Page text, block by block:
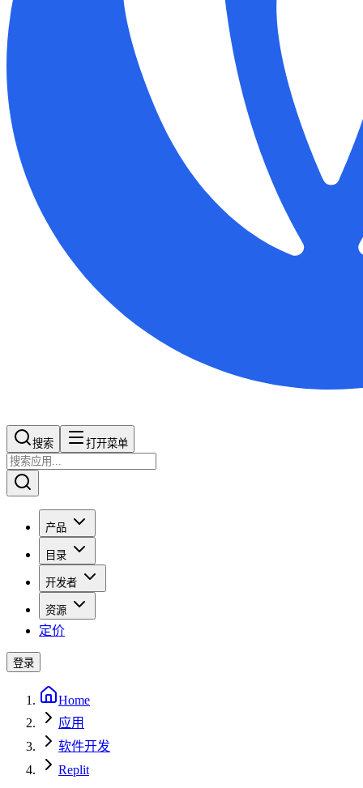
搜索​​​​ 打开菜单
产品
目录
开发者
资源
定价
登录
Home
应用
软件开发
Replit